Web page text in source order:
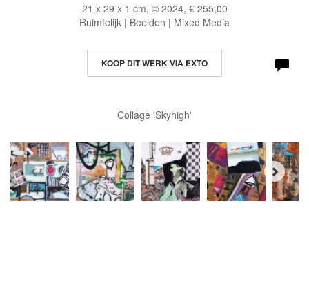
21 x 29 x 1 cm, © 2024, € 255,00
Ruimtelijk | Beelden | Mixed Media
KOOP DIT WERK VIA EXTO
Collage 'Skyhigh'